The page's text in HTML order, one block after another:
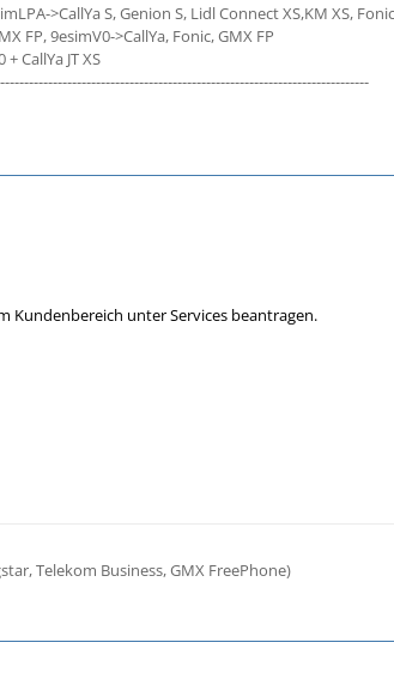
>CallYa S, Genion S, Lidl Connect XS,KM XS,
FP, 9esimV0->CallYa, Fonic, GMX FP
CallYa JT XS
Kundenbereich unter Services beantragen.
Telekom Business, GMX FreePhone)